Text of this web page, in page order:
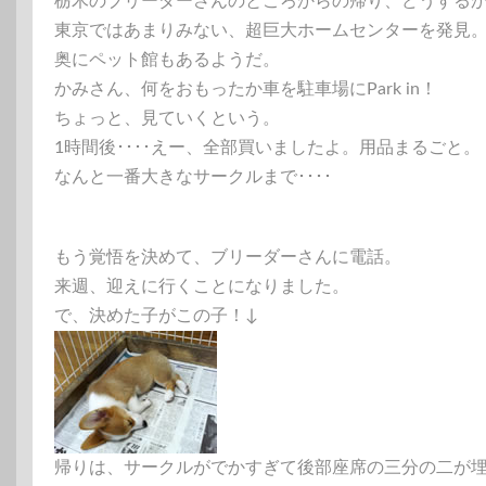
東京ではあまりみない、超巨大ホームセンターを発見。
奥にペット館もあるようだ。
かみさん、何をおもったか車を駐車場にPark in！
ちょっと、見ていくという。
1時間後････えー、全部買いましたよ。用品まるごと。
なんと一番大きなサークルまで････
もう覚悟を決めて、ブリーダーさんに電話。
来週、迎えに行くことになりました。
で、決めた子がこの子！↓
帰りは、サークルがでかすぎて後部座席の三分の二が